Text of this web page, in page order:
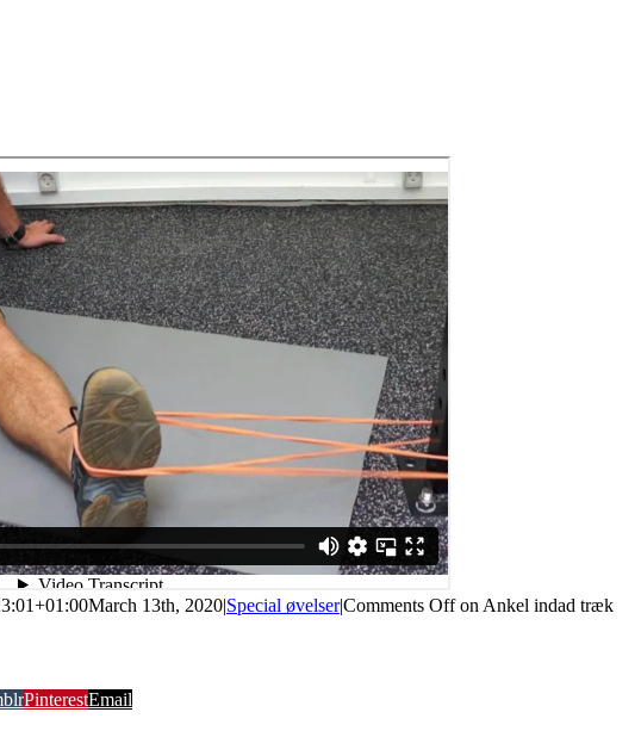
March 13th, 2020|Special øvelser|Comments Offon Ankel indad træk
PinterestEmail